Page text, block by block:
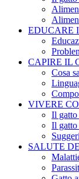
EDUCARE
CAPIRE IL
Cosa
VIVERE
Il gatto
Il
SALUTE